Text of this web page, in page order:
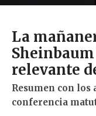
La
relevante
Resumen con los
conferencia